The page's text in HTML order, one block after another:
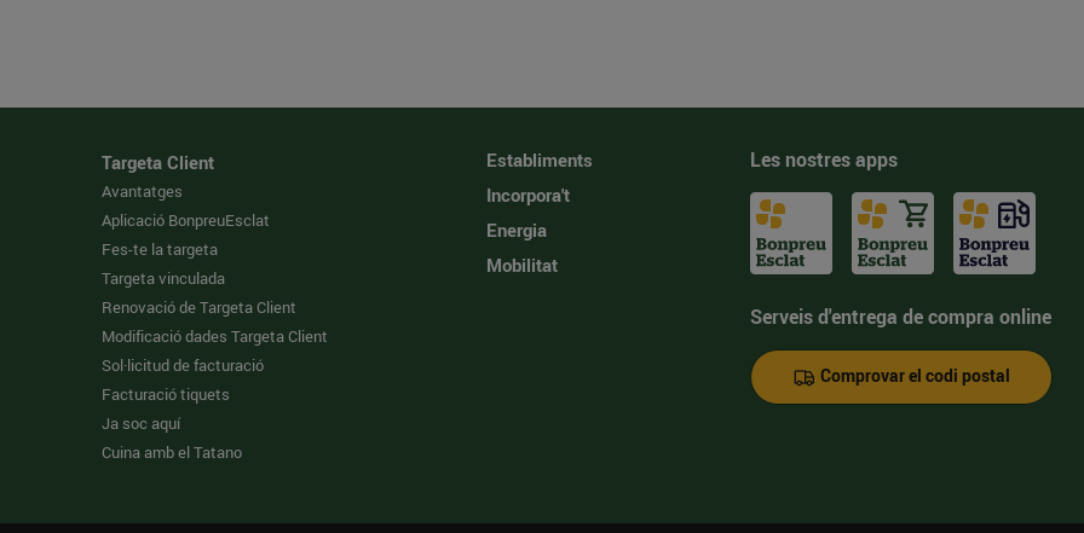
Targeta Client
Avantatges
Aplicació BonpreuEsclat
Fes-te la targeta
Targeta vinculada
Renovació de Targeta Client
Modificació dades Targeta Client
Sol·licitud de facturació
Facturació tiquets
Ja soc aquí
Cuina amb el Tatano
Establiments
Incorpora't
Energia
Mobilitat
Les nostres apps
Serveis d'entrega de compra online
Comprovar el codi postal